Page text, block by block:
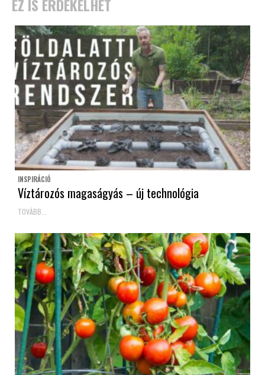
EZ IS ÉRDEKELHET
INSPIRÁCIÓ
Víztározós magaságyás – új technológia
TOVÁBB...